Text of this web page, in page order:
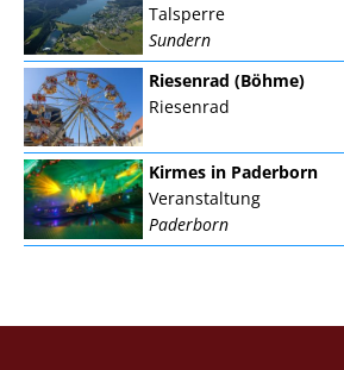
Talsperre
Sundern
Riesenrad (Böhme)
Riesenrad
Kirmes in Paderborn
Veranstaltung
Paderborn